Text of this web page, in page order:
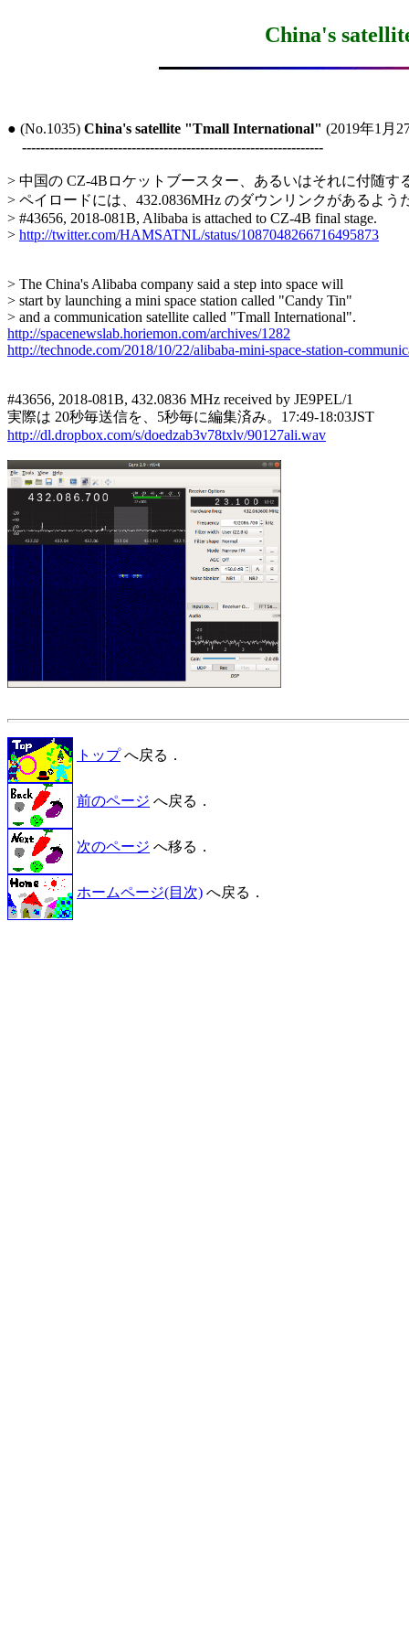
China's
● (No.1035) China's satellite "Tmall International" (2019年1月
------------------------------------------------------------------
> 中国の CZ-4Bロケットブースター、あるいはそれに付随す
> ペイロードには、432.0836MHz のダウンリンクがあるよう
> #43656, 2018-081B, Alibaba is attached to CZ-4B final stage.
> http://twitter.com/HAMSATNL/status/1087048266716495873
> The China's Alibaba company said a step into space will
> start by launching a mini space station called "Candy Tin"
http://spacenewslab.horiemon.com/archives/1282
http://technode.com/2018/10/22/alibaba-mini-space-station-
#43656, 2018-081B, 432.0836 MHz received by JE9PEL/1
http://dl.dropbox.com/s/doedzab3v78txlv/90127ali.wav
トップへ戻る．
前のページ へ戻る．
次のページ へ移る．
ホームページ(目次) へ戻る．